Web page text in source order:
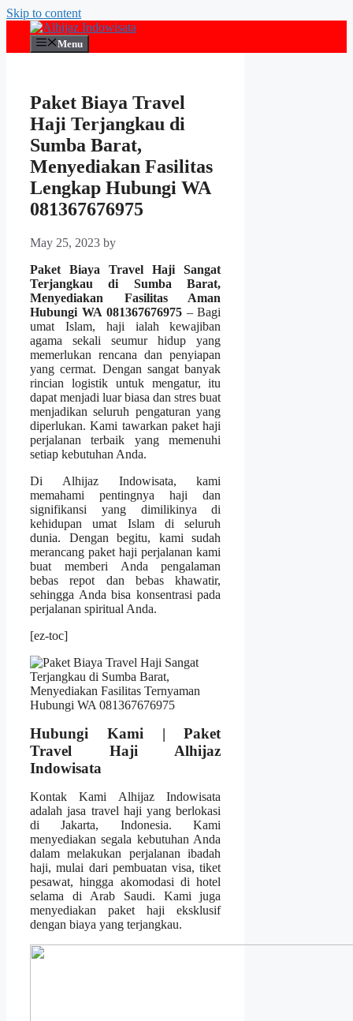
Skip to content
Menu
Paket Biaya Travel
Haji Terjangkau di
Sumba Barat,
Menyediakan Fasilitas
Lengkap Hubungi WA
081367676975
May 25, 2023 by
Paket Biaya Travel Haji Sangat
Terjangkau di Sumba Barat,
Menyediakan Fasilitas Aman
Hubungi WA 081367676975– Bagi
umat Islam, haji ialah kewajiban
agama sekali seumur hidup yang
memerlukan rencana dan penyiapan
yang cermat. Dengan sangat banyak
rincian logistik untuk mengatur, itu
dapat menjadi luar biasa dan stres buat
menjadikan seluruh pengaturan yang
diperlukan. Kami tawarkan paket haji
perjalanan terbaik yang memenuhi
setiap kebutuhan Anda.
Di Alhijaz Indowisata, kami
memahami pentingnya haji dan
signifikansi yang dimilikinya di
kehidupan umat Islam di seluruh
dunia. Dengan begitu, kami sudah
merancang paket haji perjalanan kami
buat memberi Anda pengalaman
bebas repot dan bebas khawatir,
sehingga Anda bisa konsentrasi pada
perjalanan spiritual Anda.
[ez-toc]
Hubungi Kami | Paket
Travel Haji Alhijaz
Indowisata
Kontak Kami Alhijaz Indowisata
adalah jasa travel haji yang berlokasi
di Jakarta, Indonesia. Kami
menyediakan segala kebutuhan Anda
dalam melakukan perjalanan ibadah
haji, mulai dari pembuatan visa, tiket
pesawat, hingga akomodasi di hotel
selama di Arab Saudi. Kami juga
menyediakan paket haji eksklusif
dengan biaya yang terjangkau.